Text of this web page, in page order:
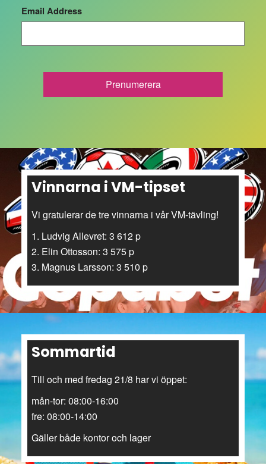
Email Address
Vinnarna i VM-tipset
Vi gratulerar de tre vinnarna i vår VM-tävling!
1. Ludvig Allevret: 3 612 p
2. Elin Ottosson: 3 575 p
3. Magnus Larsson: 3 510 p
Sommartid
Till och med fredag 21/8 har vi öppet:
mån-tor: 08:00-16:00
fre: 08:00-14:00
Gäller både kontor och lager